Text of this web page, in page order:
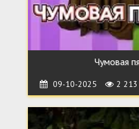
Чумовая
09-10-2025 2 213